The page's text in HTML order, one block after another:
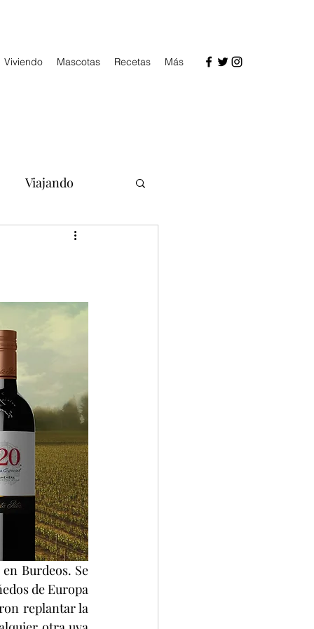
Viviendo Mascotas Recetas Más
Viajando
Burdeos. Se
de Europa
replantar la